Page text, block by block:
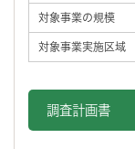
対象事業の規模
対象事業実施区域
調査計画書